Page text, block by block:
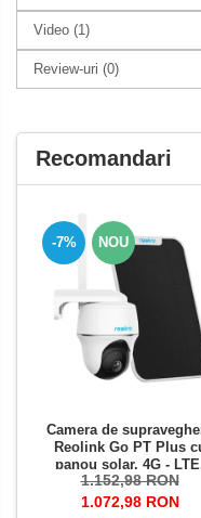
Video (1)
Review-uri (0)
Recomandari
-7% NOU
Camera de
Reolink Go PT Plus
panou solar, 4G -
baterie reincarcabila,
rezolutie 4 MP,
1.152,98 RON
1.072,98 RON